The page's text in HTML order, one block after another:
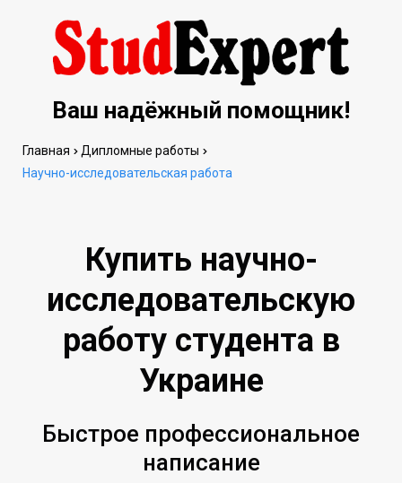
Ваш надёжный помощник!
Купить научно-
исследовательскую
работу студента в
Украине
Быстрое профессиональное
написание
Главная
Дипломные работы
Научно-исследовательская работа